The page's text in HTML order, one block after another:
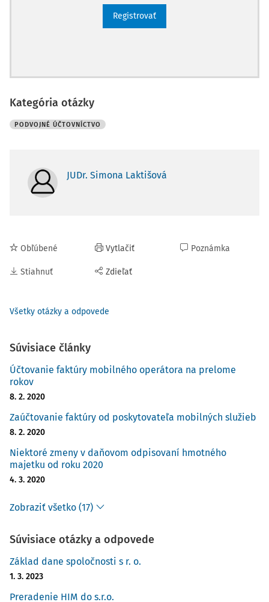
Registrovať
Kategória otázky
PODVOJNÉ ÚČTOVNÍCTVO
JUDr. Simona Laktišová
Obľúbené
Stiahnuť
Vytlačiť
Zdieľať
Poznámka
Všetky otázky a odpovede
Súvisiace články
Účtovanie faktúry mobilného operátora na prelome
rokov
8. 2. 2020
Zaúčtovanie faktúry od poskytovateľa mobilných služieb
8. 2. 2020
Niektoré zmeny v daňovom odpisovaní hmotného
majetku od roku 2020
4. 3. 2020
Zobraziť všetko (17)
Súvisiace otázky a odpovede
Základ dane spoločnosti s r. o.
1. 3. 2023
Preradenie HIM do s.r.o.